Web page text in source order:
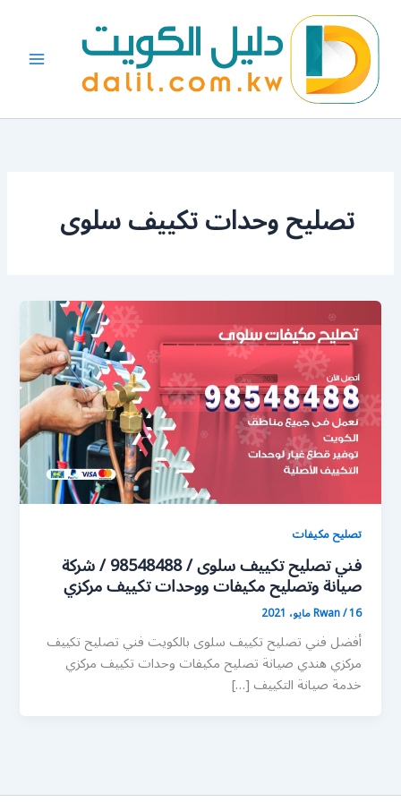
المحتوى
تصليح وحدات تكييف سلوى
تصليح مكيفات
فني تصليح تكييف سلوى / 98548488 / شركة
صيانة وتصليح مكيفات ووحدات تكييف مركزي
Rwan/16 مايو، 2021
أفضل فني تصليح تكييف سلوى بالكويت فني تصليح تكييف
مركزي هندي صيانة تصليح مكيفات وحدات تكييف مركزي
خدمة صيانة التكييف […]